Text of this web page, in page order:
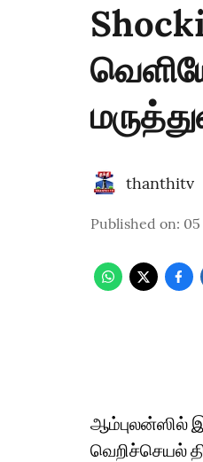
thanthitv
Published on: 05
ஆம்புலன்ஸில்
வெறிச்செயல்